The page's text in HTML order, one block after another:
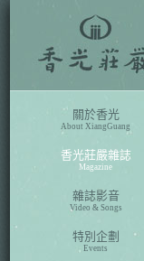
關於香光
About XiangGuang
香光莊嚴雜誌
Magazine
雜誌影音
Video & Songs
特別企劃
Events